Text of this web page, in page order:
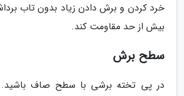
خرد کردن و برش دادن زیاد بدون تاب
بیش از حد مقاومت کند.
سطح برش
در پی تخته برشی با سطح صاف